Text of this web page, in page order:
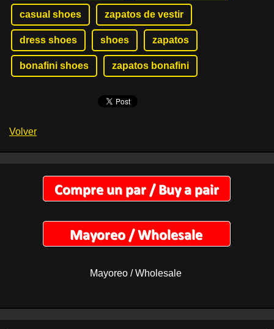
casual shoes zapatos de vestir
dress shoes shoes zapatos
bonafini shoes zapatos bonafini
Volver
Mayoreo / Wholesale